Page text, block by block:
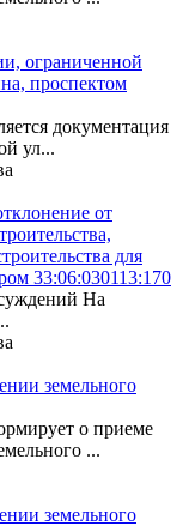
ограниченной
проспектом
документация
ул...
от
для
33:06:030113:170
На
земельного
о приеме
...
земельного